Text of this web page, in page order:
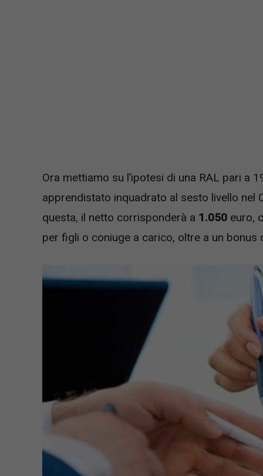
Ora mettiamo su l’ipotesi di una RAL pari a
apprendistato inquadrato al sesto livello nel
questa, il netto corrisponderà a 1.050 euro,
per figli o coniuge a carico, oltre a un bonus